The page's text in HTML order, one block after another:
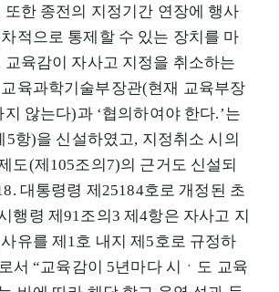
또한 종전의 지정기간 연장에 행사
적으로 통제할 수 있는 장치를 마
교육감이 자사고 지정을 취소하는
육과학기술부장관(현재 교육부장
않는다)과 ‘협의하여야 한다.’는
5항)을 신설하였고, 지정취소 시의
도(제105조의7)의 근거도 신설되
대통령령 제25184호로 개정된 초
행령 제91조의3 제4항은 자사고 지
유를 제1호 내지 제5호로 규정하
서 “교육감이 5년마다 시ㆍ도 교육